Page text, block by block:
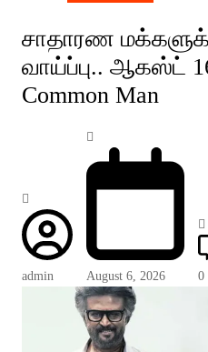
சாதாரண
வாய்ப்பு.. ஆகஸ்ட்
Common Man
admin August 6, 2026 0